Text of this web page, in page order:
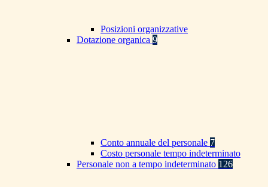
Posizioni organizzative
Dotazione organica 9
Conto annuale del personale 7
Costo personale tempo indeterminato
Personale non a tempo indeterminato 126